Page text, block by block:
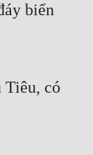
biển
Tiêu, có